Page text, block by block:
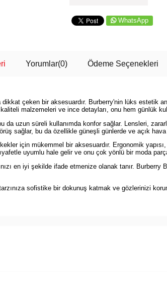
WhatsApp
Yorumlar(0) Ödeme Seçenekleri
çeken bir aksesuardır. Burberry'nin lüks estetik
malzemeleri ve ince detayları, onu hem günlük
uzun süreli kullanımda konfor sağlar. Lensleri,
sağlar, bu da özellikle güneşli günlerde ve açık
için mükemmel bir aksesuardır. Ergonomik
uyumlu hale gelir ve onu çok yönlü bir moda
en iyi şekilde ifade etmenize olanak tanır.
sofistike bir dokunuş katmak ve gözlerinizi